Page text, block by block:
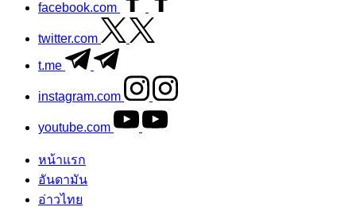
facebook.com
twitter.com
t.me
instagram.com
youtube.com
หน้าแรก
อันดามัน
อ่าวไทย